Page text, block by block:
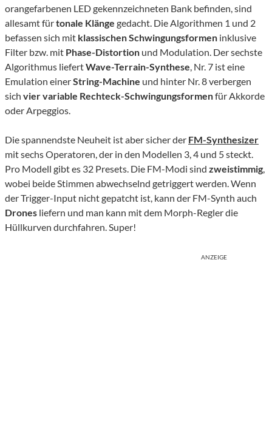
orangefarbenen LED gekennzeichneten Bank befinden, sind
allesamt fürtonale Klänge gedacht. Die Algorithmen 1 und 2
befassen sich mit klassischen Schwingungsformen inklusive
Filter bzw. mit Phase-Distortion und Modulation. Der sechste
Algorithmus liefertWave-Terrain-Synthese, Nr. 7 ist eine
Emulation einerString-Machine und hinter Nr. 8 verbergen
sich vier variable Rechteck-Schwingungsformenfür Akkorde
oder Arpeggios.
Die spannendste Neuheit ist aber sicher der FM-Synthesizer
mit sechs Operatoren, der in den Modellen 3, 4 und 5 steckt.
Pro Modell gibt es 32 Presets. Die FM-Modi sind zweistimmig,
wobei beide Stimmen abwechselnd getriggert werden. Wenn
der Trigger-Input nicht gepatcht ist, kann der FM-Synth auch
Drones liefern und man kann mit dem Morph-Regler die
Hüllkurven durchfahren. Super!
ANZEIGE